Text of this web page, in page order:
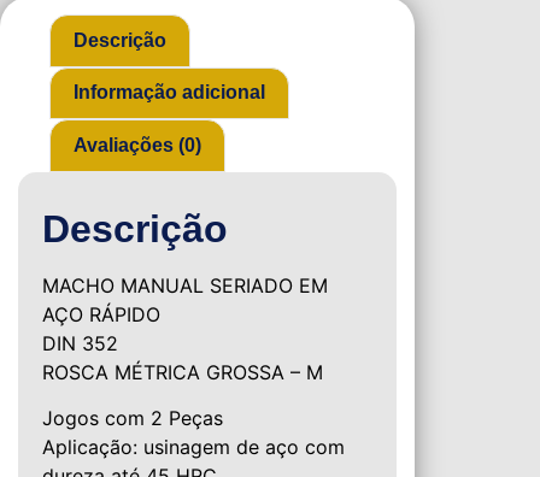
Descrição
Informação adicional
Avaliações (0)
Descrição
MACHO MANUAL SERIADO EM
AÇO RÁPIDO
DIN 352
ROSCA MÉTRICA GROSSA – M
Jogos com 2 Peças
Aplicação: usinagem de aço com